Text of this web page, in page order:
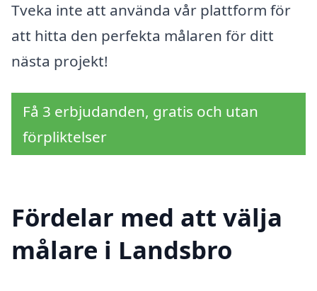
Tveka inte att använda vår plattform för
att hitta den perfekta målaren för ditt
nästa projekt!
Få 3 erbjudanden, gratis och utan
förpliktelser
Fördelar med att välja
målare i Landsbro